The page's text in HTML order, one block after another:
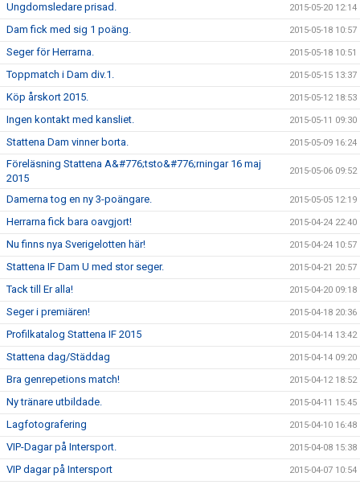
Ungdomsledare prisad. 2015-05-20 12:14
Dam fick med sig 1 poäng. 2015-05-18 10:57
Seger för Herrarna. 2015-05-18 10:51
Toppmatch i Dam div.1. 2015-05-15 13:37
Köp årskort 2015. 2015-05-12 18:53
Ingen kontakt med kansliet. 2015-05-11 09:30
Stattena Dam vinner borta. 2015-05-09 16:24
Föreläsning Stattena A&#776;tsto&#776;rningar 16 maj
2015
2015-05-06 09:52
Damerna tog en ny 3-poängare. 2015-05-05 12:19
Herrarna fick bara oavgjort! 2015-04-24 22:40
Nu finns nya Sverigelotten här! 2015-04-24 10:57
Stattena IF Dam U med stor seger. 2015-04-21 20:57
Tack till Er alla! 2015-04-20 09:18
Seger i premiären! 2015-04-18 20:36
Profilkatalog Stattena IF 2015 2015-04-14 13:42
Stattena dag/Städdag 2015-04-14 09:20
Bra genrepetions match! 2015-04-12 18:52
Ny tränare utbildade. 2015-04-11 15:45
Lagfotografering 2015-04-10 16:48
VIP-Dagar på Intersport. 2015-04-08 15:38
VIP dagar på Intersport 2015-04-07 10:54